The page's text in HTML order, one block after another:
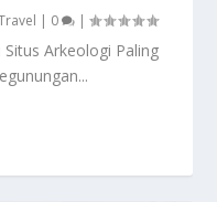
| 0 |
Situs Arkeologi Paling